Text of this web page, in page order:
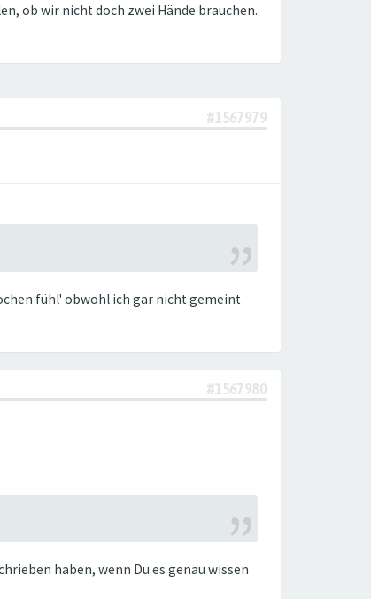
ob wir nicht doch zwei Hände brauchen.
#1567979
fühl' obwohl ich gar nicht gemeint
#1567980
haben, wenn Du es genau wissen